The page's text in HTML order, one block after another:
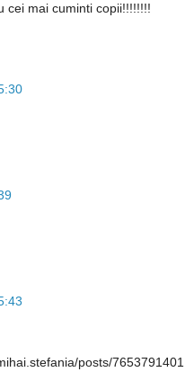
cei mai cuminti copii!!!!!!!!
posts/7653791401